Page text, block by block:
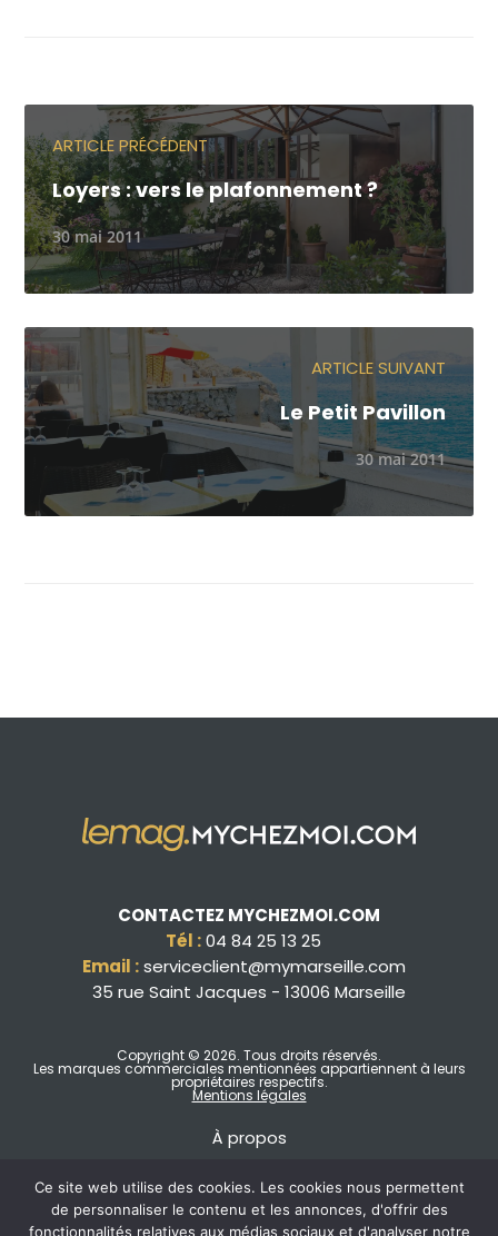
ARTICLE PRÉCÉDENT
Loyers : vers le plafonnement ?
30 mai 2011
ARTICLE SUIVANT
Le Petit Pavillon
30 mai 2011
CONTACTEZ MYCHEZMOI.COM
Tél :04 84 25 13 25
Email : serviceclient@mymarseille.com
35 rue Saint Jacques - 13006 Marseille
Copyright © 2026. Tous droits réservés.
Les marques commerciales mentionnées appartiennent à leurs
propriétaires respectifs.
Mentions légales
À propos
Ce site web utilise des cookies. Les cookies nous permettent
de personnaliser le contenu et les annonces, d'offrir des
fonctionnalités relatives aux médias sociaux et d'analyser notre